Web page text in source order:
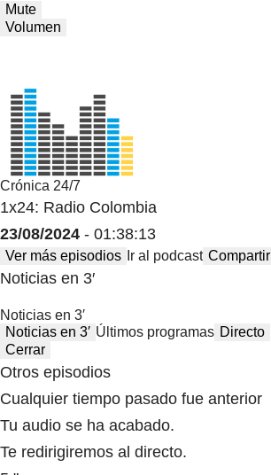
Mute
Volumen
Crónica 24/7
1x24: Radio Colombia
23/08/2024 - 01:38:13
Ver más episodios Ir al podcast Compartir
Noticias en 3′
Noticias en 3′
Noticias en 3′ Últimos programas Directo
Cerrar
Otros episodios
Cualquier tiempo pasado fue anterior
Tu audio se ha acabado.
Te redirigiremos al directo.